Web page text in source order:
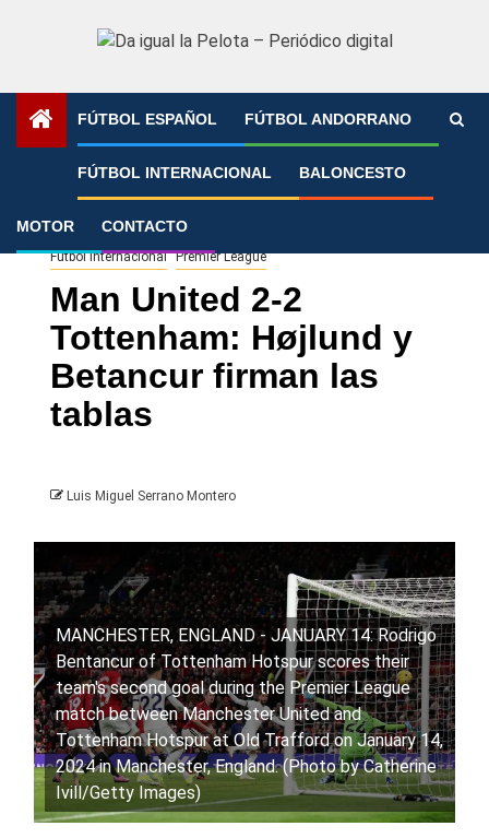
FÚTBOL ESPAÑOL FÚTBOL ANDORRANO
FÚTBOL INTERNACIONAL BALONCESTO
MOTOR CONTACTO
»
Fútbol Internacional Premier League
Man United 2-2
Tottenham: Højlund y
Betancur firman las
tablas
Luis Miguel Serrano Montero
MANCHESTER, ENGLAND - JANUARY 14: Rodrigo
Bentancur of Tottenham Hotspur scores their
team's second goal during the Premier League
match between Manchester United and
Tottenham Hotspur at Old Trafford on January 14,
2024 in Manchester, England. (Photo by Catherine
Ivill/Getty Images)